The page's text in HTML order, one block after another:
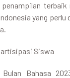
terbaik
yang
Siswa
Bulan Bahasa